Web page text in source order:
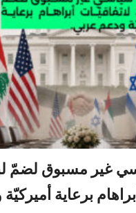
غير مسبوق لضمّ
برعاية